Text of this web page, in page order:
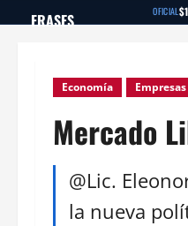
FRASES OFICIAL
Economía Empresas
Mercado
@Lic.
la nueva